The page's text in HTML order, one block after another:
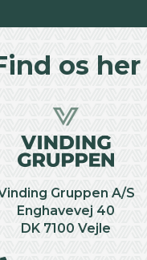
os her
Gruppen A/S
Enghavevej 40
DK 7100 Vejle